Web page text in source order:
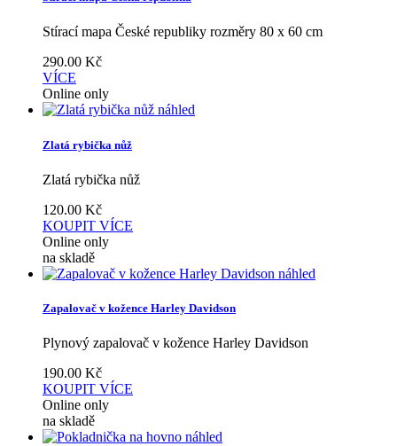
Stírací mapa České republiky rozměry 80 x 60 cm
290.00 Kč
VÍCE
Online only
náhled
Zlatá rybička nůž
Zlatá rybička nůž
120.00 Kč
KOUPIT VÍCE
Online only
na skladě
náhled
Zapalovač v kožence Harley Davidson
Plynový zapalovač v kožence Harley Davidson
190.00 Kč
KOUPIT VÍCE
Online only
na skladě
náhled